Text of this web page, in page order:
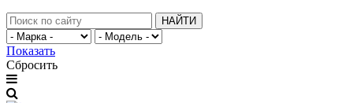
НАЙТИ
Показать
Сбросить